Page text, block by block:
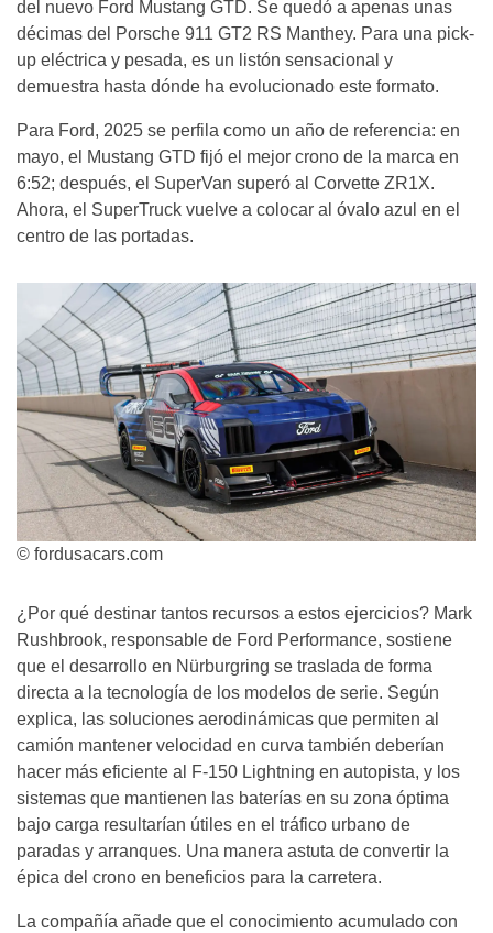
del nuevo Ford Mustang GTD. Se quedó a apenas unas
décimas del Porsche 911 GT2 RS Manthey. Para una pick-
up eléctrica y pesada, es un listón sensacional y
demuestra hasta dónde ha evolucionado este formato.
Para Ford, 2025 se perfila como un año de referencia: en
mayo, el Mustang GTD fijó el mejor crono de la marca en
6:52; después, el SuperVan superó al Corvette ZR1X.
Ahora, el SuperTruck vuelve a colocar al óvalo azul en el
centro de las portadas.
© fordusacars.com
¿Por qué destinar tantos recursos a estos ejercicios? Mark
Rushbrook, responsable de Ford Performance, sostiene
que el desarrollo en Nürburgring se traslada de forma
directa a la tecnología de los modelos de serie. Según
explica, las soluciones aerodinámicas que permiten al
camión mantener velocidad en curva también deberían
hacer más eficiente al F-150 Lightning en autopista, y los
sistemas que mantienen las baterías en su zona óptima
bajo carga resultarían útiles en el tráfico urbano de
paradas y arranques. Una manera astuta de convertir la
épica del crono en beneficios para la carretera.
La compañía añade que el conocimiento acumulado con